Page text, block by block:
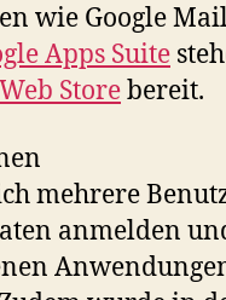
wie Google
Apps Suite
Storebereit.
mehrere
anmelden